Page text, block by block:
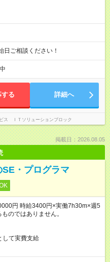
ご相談ください！
する 詳細へ
ス ＩＴソリューションブロック
掲載日：2026.08.05
SE・プログラマ
円 時給3400円×実働7h30m×週5
のではありません。
して実費支給